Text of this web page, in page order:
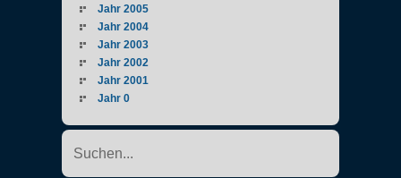
Jahr 2005
Jahr 2004
Jahr 2003
Jahr 2002
Jahr 2001
Jahr 0